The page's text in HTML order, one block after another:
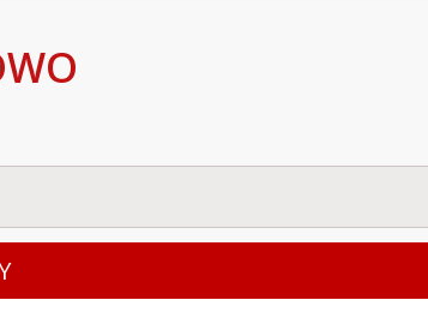
(podstrony)